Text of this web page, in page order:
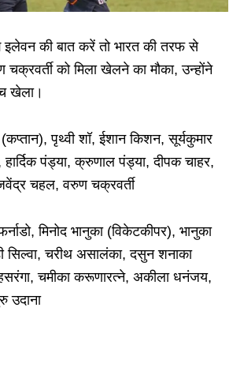
इलेवन की बात करें तो भारत की तरफ से
चक्रवर्ती को मिला खेलने का मौका, उन्होंने
खेला।
पृथ्वी शॉ, ईशान किशन, सूर्यकुमार
पंड्या, क्रुणाल पंड्या, दीपक चाहर,
चहल, वरुण चक्रवर्ती
मिनोद भानुका (विकेटकीपर), भानुका
सिल्वा, चरीथ असालंका, दसुन शनाका
चमीका करूणारत्ने, अकीला धनंजय,
उदाना